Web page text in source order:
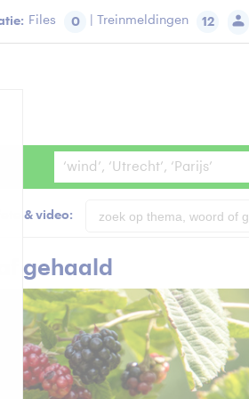
Files 0 | Treinmeldingen 12
& video:
gehaald